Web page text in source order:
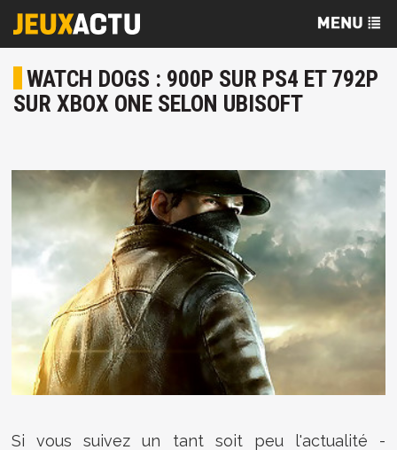
WATCH DOGS : 900P SUR PS4 ET 792P
SUR XBOX ONE SELON UBISOFT
Si vous suivez un tant soit peu l'actualité -